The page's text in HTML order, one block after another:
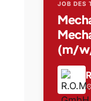
JOB DES
(m/
location_on